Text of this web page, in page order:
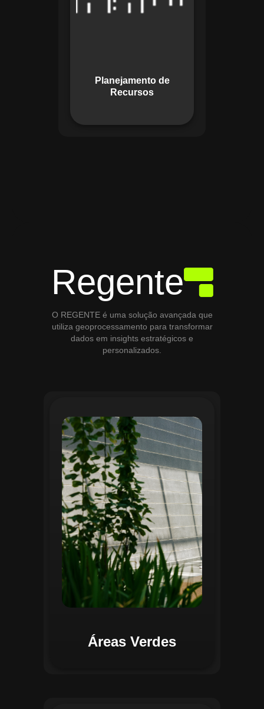
Planejamento de
Recursos
garante o uso
promovendo
Regente
O REGENTE é uma solução avançada que
utiliza geoprocessamento para transformar
dados em insights estratégicos e
personalizados.
Áreas Verdes
O módulo de Gestão de Áreas Verdes do
Regente aplica tecnologias avançadas de
geoprocessamento para mapear e
monitorar espaços verdes, registrando
localização, tipo de vegetação e estado
de conservação. Ele organiza fluxos de
manutenção e garante que as atividades
sejam realizadas de forma eficiente e
programada. Relatórios analíticos ajudam
a avaliar ações realizadas, promovendo a
sustentabilidade e o uso estratégico do
espaço urbano.